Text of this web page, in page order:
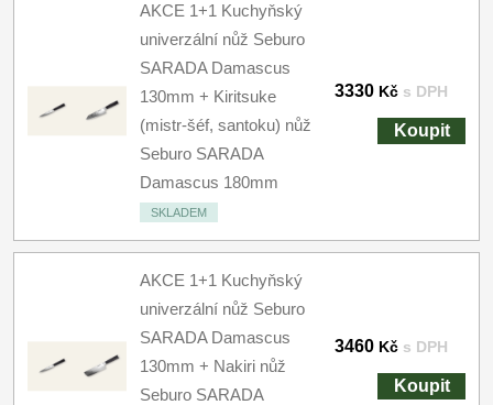
AKCE 1+1 Kuchyňský
univerzální nůž Seburo
SARADA Damascus
130mm + Kiritsuke
(mistr-šéf, santoku) nůž
Seburo SARADA
Damascus 180mm
SKLADEM
3330 Kč s DPH
Koupit
AKCE 1+1 Kuchyňský
univerzální nůž Seburo
SARADA Damascus
130mm + Nakiri nůž
Seburo SARADA
3460 Kč s DPH
Koupit